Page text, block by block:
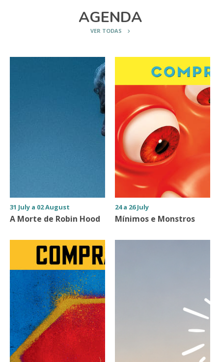
AGENDA
VER TODAS
31 July a 02 August
A Morte de Robin Hood
24 a 26 July
Mínimos e Monstros